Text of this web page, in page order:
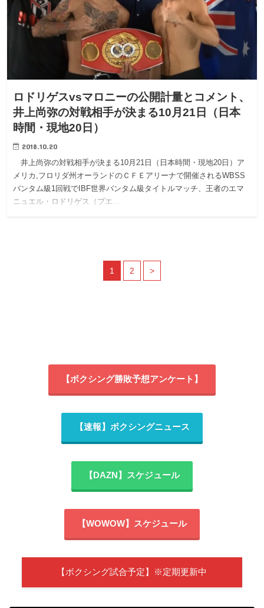
ロドリゲスvsマロニーの公開計量とコメント、
井上尚弥の対戦相手が決まる10月21日（日本
時間・現地20日）
2018.10.20
井上尚弥の対戦相手が決まる10月21日（日本時間・現地20日）ア
メリカ,フロリダ州オーランドのＣＦＥアリーナで開催されるWBSS
バンタム級1回戦でIBF世界バンタム級タイトルマッチ、王者のエマ
ニュエル・ロドリゲス（プエ…
1 2 >
【ボクシング勝敗予想アンケート】
【速報】ボクシングニュース
【DAZN】スケジュール
【WOWOW】スケジュール
【ボクシング試合予定】※定期更新中